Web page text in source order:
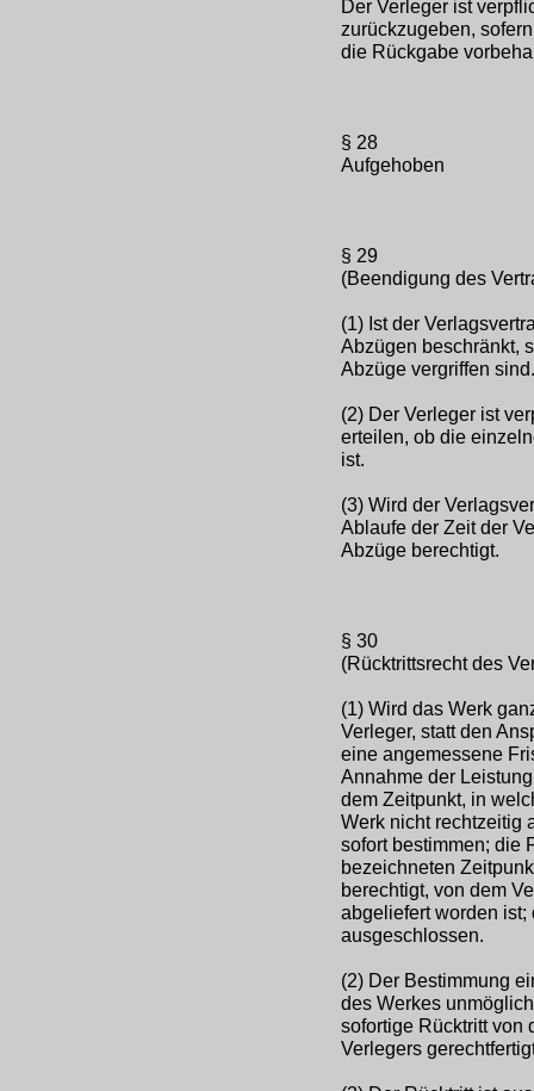
Der Verleger ist
zurückzugeben,
die Rückgabe
§ 28
Aufgehoben
§ 29
(Beendigung des
(1) Ist der
Abzügen beschränkt,
Abzüge vergriffen sind.
(2) Der Verleger ist
erteilen, ob die
ist.
(3) Wird der
Ablaufe der Zeit der
Abzüge berechtigt.
§ 30
(Rücktrittsrecht des
(1) Wird das Werk
Verleger, statt den
eine angemessene
Annahme der
dem Zeitpunkt, in
Werk nicht rechtzeitig
sofort bestimmen; die
bezeichneten
berechtigt, von dem
abgeliefert worden ist;
ausgeschlossen.
(2) Der Bestimmung
des Werkes
sofortige Rücktritt von
Verlegers